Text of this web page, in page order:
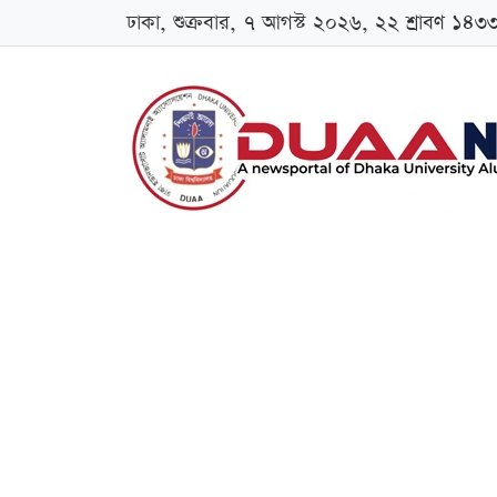
ঢাকা, শুক্রবার, ৭ আগস্ট ২০২৬, ২২ শ্রাবণ